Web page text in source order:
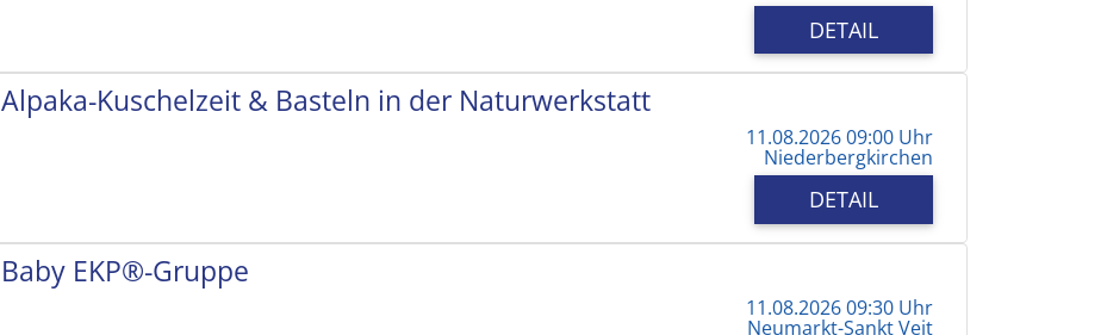
DETAIL
Alpaka-Kuschelzeit & Basteln in der Naturwerkstatt
11.08.2026 09:00 Uhr
Niederbergkirchen
DETAIL
Baby EKP®-Gruppe
11.08.2026 09:30 Uhr
Neumarkt-Sankt Veit